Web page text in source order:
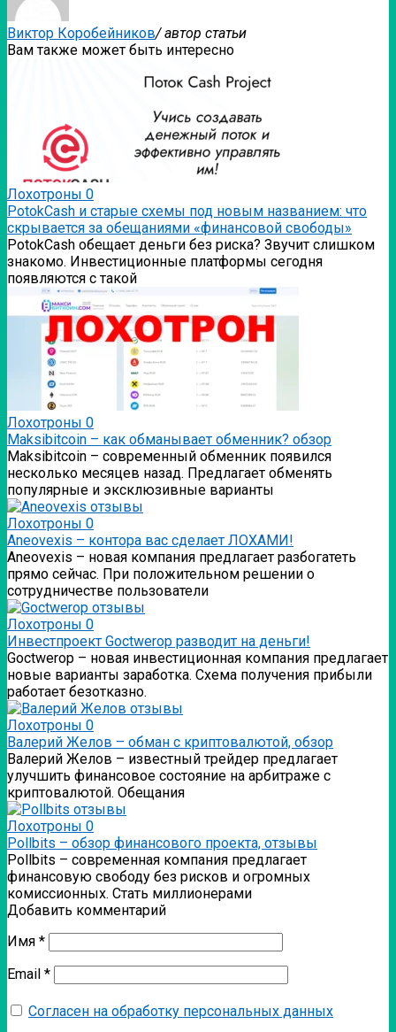
Виктор Коробейников/ автор статьи
Вам также может быть интересно
Лохотроны 0
PotokCash и старые схемы под новым названием: что
скрывается за обещаниями «финансовой свободы»
PotokCash обещает деньги без риска? Звучит слишком
знакомо. Инвестиционные платформы сегодня
появляются с такой
Лохотроны 0
Мaksibitcoin – как обманывает обменник? обзор
Мaksibitcoin – современный обменник появился
несколько месяцев назад. Предлагает обменять
популярные и эксклюзивные варианты
Лохотроны 0
Аneovexis – контора вас сделает ЛОХАМИ!
Аneovexis – новая компания предлагает разбогатеть
прямо сейчас. При положительном решении о
сотрудничестве пользователи
Лохотроны 0
Инвестпроект Goctwerop разводит на деньги!
Goctwerop – новая инвестиционная компания предлагает
новые варианты заработка. Схема получения прибыли
работает безотказно.
Лохотроны 0
Валерий Желов – обман с криптовалютой, обзор
Валерий Желов – известный трейдер предлагает
улучшить финансовое состояние на арбитраже с
криптовалютой. Обещания
Лохотроны 0
Pollbits – обзор финансового проекта, отзывы
Pollbits – современная компания предлагает
финансовую свободу без рисков и огромных
комиссионных. Стать миллионерами
Добавить комментарий
Имя *
Email *
Согласен на обработку персональных данных